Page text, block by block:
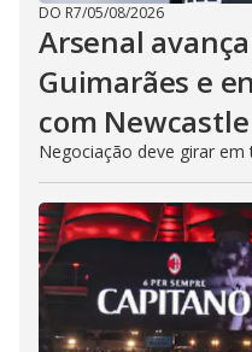
DO R7/05/08/2026
Arsenal
Guimarães e
com Newcastle
Negociação deve girar